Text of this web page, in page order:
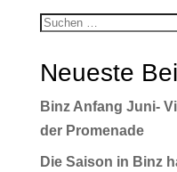
Neueste
Binz Anfang Juni-
der Promenade
Die Saison in Binz